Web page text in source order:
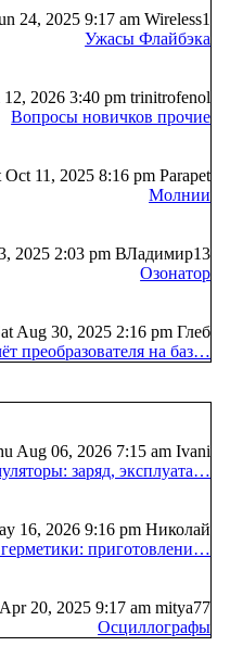
24, 2025 9:17 am Wireless1
Ужасы Флайбэка
12, 2026 3:40 pm trinitrofenol
Вопросы новичков прочие
Oct 11, 2025 8:16 pm Parapet
Молнии
2025 2:03 pm ВЛадимир13
Озонатор
Aug 30, 2025 2:16 pm Глеб
преобразователя на баз…
Aug 06, 2026 7:15 am Ivani
заряд, эксплуата…
16, 2026 9:16 pm Николай
приготовлени…
20, 2025 9:17 am mitya77
Осциллографы